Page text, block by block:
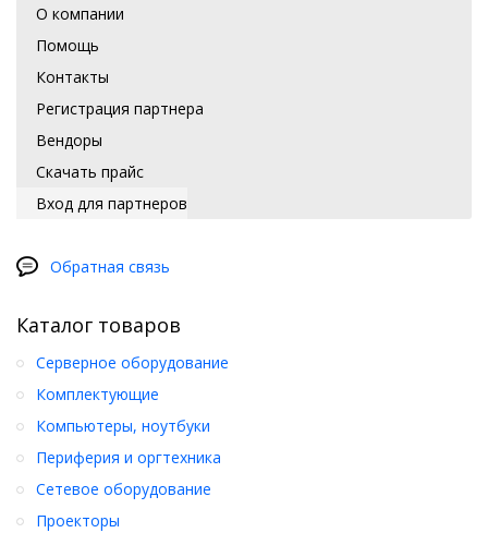
О компании
Помощь
Контакты
Регистрация партнера
Вендоры
Скачать прайс
Вход для партнеров
Обратная связь
Каталог товаров
Серверное оборудование
Комплектующие
Компьютеры, ноутбуки
Периферия и оргтехника
Сетевое оборудование
Проекторы